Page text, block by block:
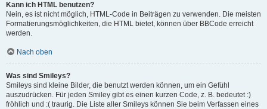
Kann ich HTML benutzen?
Nein, es ist nicht möglich, HTML-Code in Beiträgen zu verwenden. Die meisten
Formatierungsmöglichkeiten, die HTML bietet, können über BBCode erreicht
werden.
Nach oben
Was sind Smileys?
Smileys sind kleine Bilder, die benutzt werden können, um ein Gefühl
auszudrücken. Für jeden Smiley gibt es einen kurzen Code, z. B. bedeutet :)
fröhlich und :( traurig. Die Liste aller Smileys können Sie beim Verfassen eines